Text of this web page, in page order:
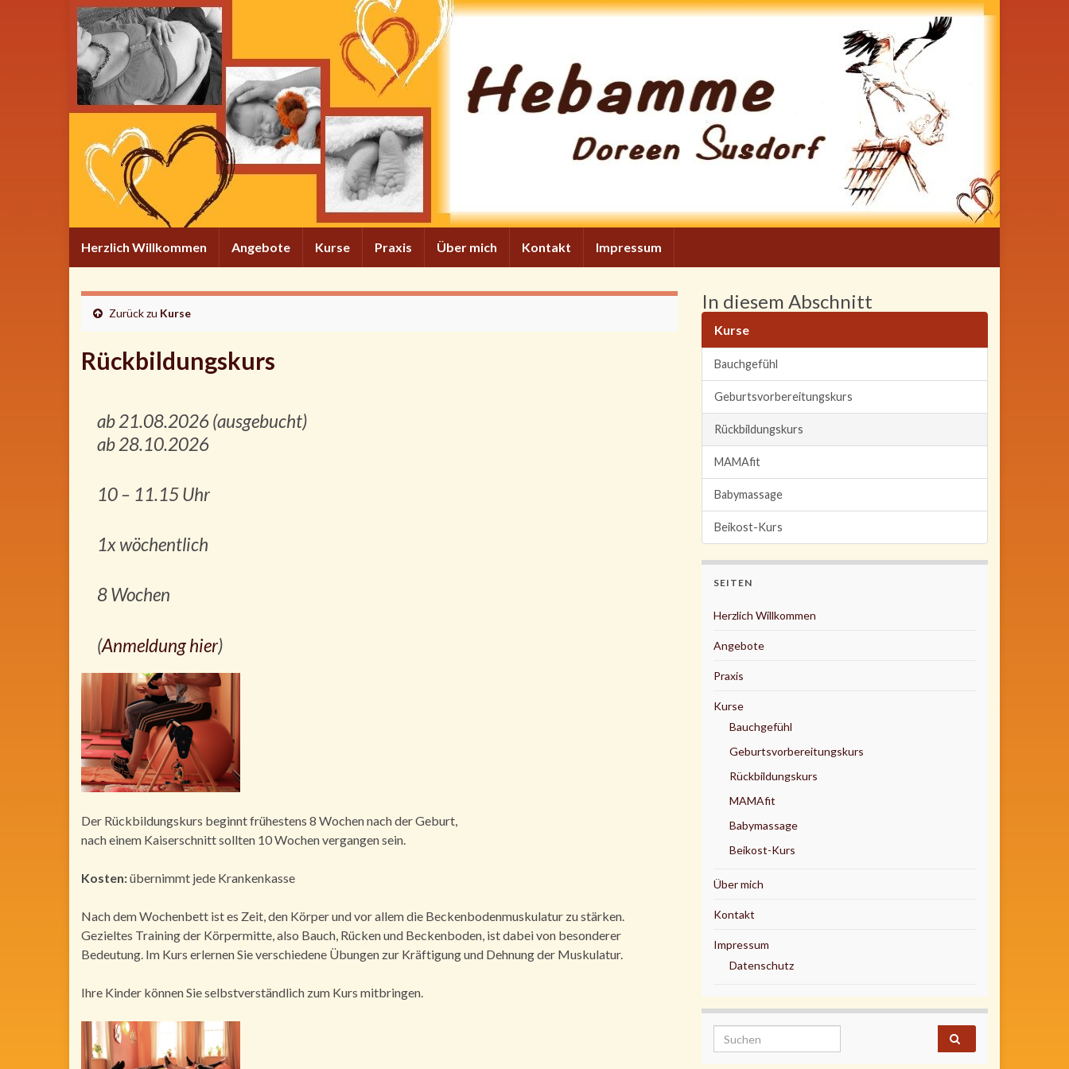
Herzlich Willkommen Angebote Kurse Praxis Über mich Kontakt Impressum
Zurück zu Kurse
Rückbildungskurs
ab 21.08.2026 (ausgebucht)
ab 28.10.2026
10 – 11.15 Uhr
1x wöchentlich
8 Wochen
(Anmeldung hier)
Der Rückbildungskurs beginnt frühestens 8 Wochen nach der Geburt,
nach einem Kaiserschnitt sollten 10 Wochen vergangen sein.
Kosten:übernimmt jede Krankenkasse
Nach dem Wochenbett ist es Zeit, den Körper und vor allem die Beckenbodenmuskulatur zu stärken.
Gezieltes Training der Körpermitte, also Bauch, Rücken und Beckenboden, ist dabei von besonderer
Bedeutung. Im Kurs erlernen Sie verschiedene Übungen zur Kräftigung und Dehnung der Muskulatur.
Ihre Kinder können Sie selbstverständlich zum Kurs mitbringen.
In diesem Abschnitt
Kurse
Bauchgefühl
Geburtsvorbereitungskurs
Rückbildungskurs
MAMAfit
Babymassage
Beikost-Kurs
SEITEN
Herzlich Willkommen
Angebote
Praxis
Kurse
Bauchgefühl
Geburtsvorbereitungskurs
Rückbildungskurs
MAMAfit
Babymassage
Beikost-Kurs
Über mich
Kontakt
Impressum
Datenschutz
Search for: